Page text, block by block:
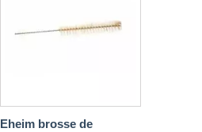
Eheim brosse de